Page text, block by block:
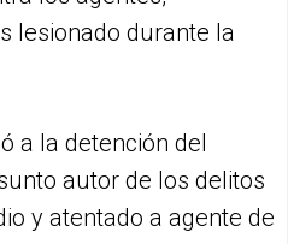
lesionado durante la
a la detención del
autor de los delitos
y atentado a agente de